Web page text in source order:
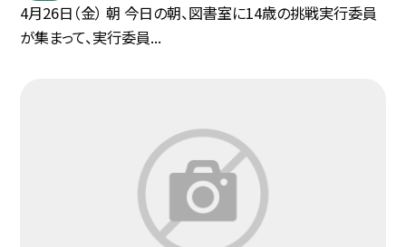
4月26日（金） 朝 今日の朝、図書室に14歳の挑戦実行委員
が集まって、実行委員...